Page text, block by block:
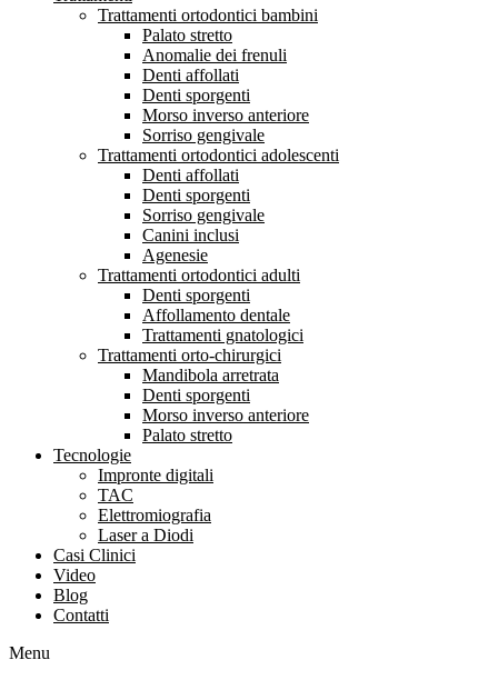
Trattamenti ortodontici bambini
Palato stretto
Anomalie dei frenuli
Denti affollati
Denti sporgenti
Morso inverso anteriore
Sorriso gengivale
Trattamenti ortodontici adolescenti
Denti affollati
Denti sporgenti
Sorriso gengivale
Canini inclusi
Agenesie
Trattamenti ortodontici adulti
Denti sporgenti
Affollamento dentale
Trattamenti gnatologici
Trattamenti orto-chirurgici
Mandibola arretrata
Denti sporgenti
Morso inverso anteriore
Palato stretto
Tecnologie
Impronte digitali
TAC
Elettromiografia
Laser a Diodi
Casi Clinici
Video
Blog
Contatti
Menu